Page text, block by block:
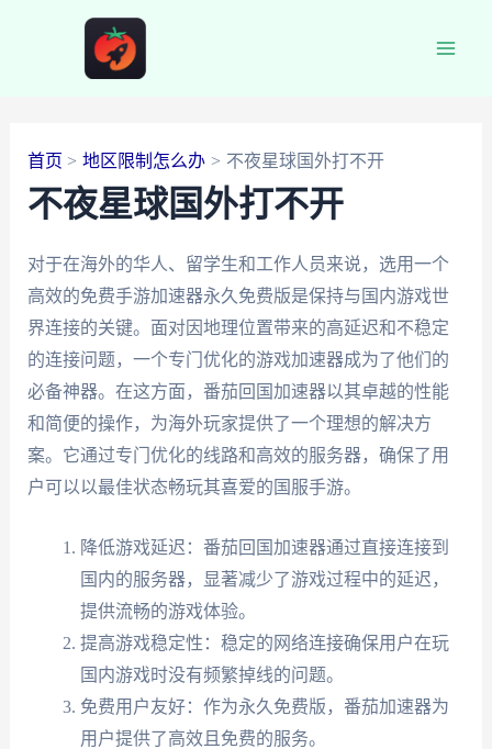
首页 地区限制怎么办 不夜星球国外打不开
不夜星球国外打不开
对于在海外的华人、留学生和工作人员来说，选用一个
高效的免费手游加速器永久免费版是保持与国内游戏世
界连接的关键。面对因地理位置带来的高延迟和不稳定
的连接问题，一个专门优化的游戏加速器成为了他们的
必备神器。在这方面，番茄回国加速器以其卓越的性能
和简便的操作，为海外玩家提供了一个理想的解决方
案。它通过专门优化的线路和高效的服务器，确保了用
户可以以最佳状态畅玩其喜爱的国服手游。
降低游戏延迟：番茄回国加速器通过直接连接到
国内的服务器，显著减少了游戏过程中的延迟，
提供流畅的游戏体验。
提高游戏稳定性：稳定的网络连接确保用户在玩
国内游戏时没有频繁掉线的问题。
免费用户友好：作为永久免费版，番茄加速器为
用户提供了高效且免费的服务。